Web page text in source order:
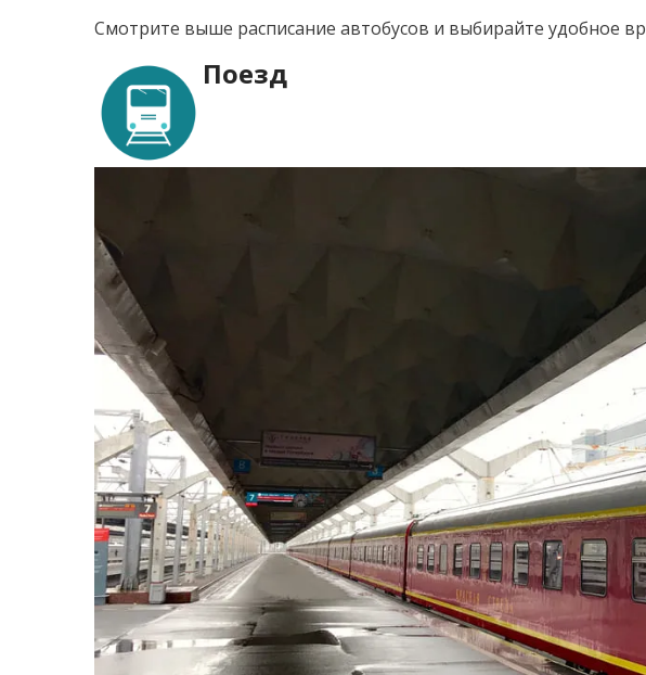
Смотрите выше расписание автобусов и выбирайте удобное
Поезд